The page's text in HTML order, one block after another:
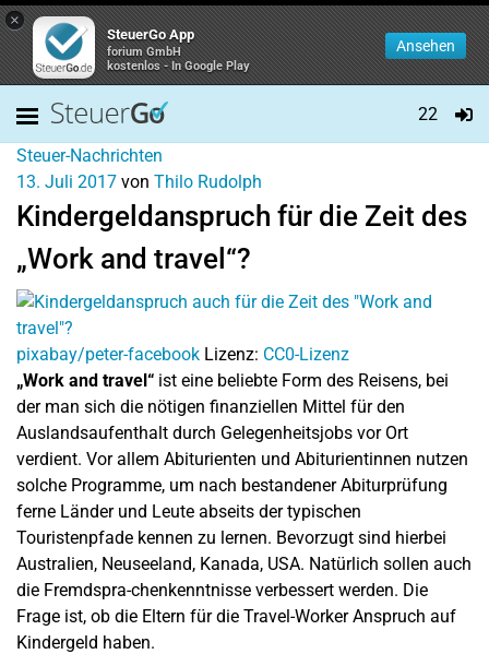
×
SteuerGo App
forium GmbH
kostenlos - In Google Play
Ansehen
22
Steuer-Nachrichten
13. Juli 2017 von Thilo Rudolph
Kindergeldanspruch für die Zeit des
„Work and travel“?
pixabay/peter-facebook Lizenz: CC0-Lizenz
„Work and travel“ ist eine beliebte Form des Reisens, bei
der man sich die nötigen finanziellen Mittel für den
Auslandsaufenthalt durch Gelegenheitsjobs vor Ort
verdient. Vor allem Abiturienten und Abiturientinnen nutzen
solche Programme, um nach bestandener Abiturprüfung
ferne Länder und Leute abseits der typischen
Touristenpfade kennen zu lernen. Bevorzugt sind hierbei
Australien, Neuseeland, Kanada, USA. Natürlich sollen auch
die Fremdspra-chenkenntnisse verbessert werden. Die
Frage ist, ob die Eltern für die Travel-Worker Anspruch auf
Kindergeld haben.